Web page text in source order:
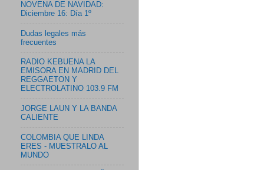
NOVENA DE NAVIDAD:
Diciembre 16: Día 1º
Dudas legales más
frecuentes
RADIO KEBUENA LA
EMISORA EN MADRID DEL
REGGAETON Y
ELECTROLATINO 103.9 FM
JORGE LAUN Y LA BANDA
CALIENTE
COLOMBIA QUE LINDA
ERES - MUESTRALO AL
MUNDO